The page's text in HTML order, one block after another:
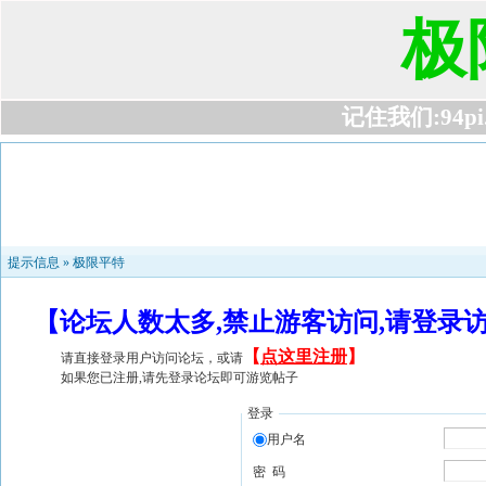
极
记住我们
提示信息 » 极限平特
【论坛人数太多,禁止游客访问,请登
请直接登录用户访问论坛，或请 【 点这里注册】
如果您已注册,请先登录论坛即可游览帖子
登录
用户名
密 码